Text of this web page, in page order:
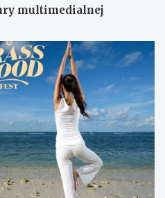
multimedialnej